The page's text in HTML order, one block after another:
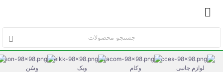


لوازم جانبی وکام ویک وِسُن